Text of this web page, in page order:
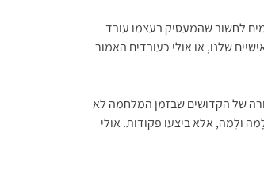
לחשוב שהמעסיק בעצמו עובד
שלנו, או אולי כעובדים האמור
של הקדושים שבזמן המלחמה לא
ולְמה, אלא ביצעו פקודות. אולי